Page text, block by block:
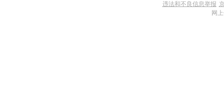
违法和不良信息举报
网